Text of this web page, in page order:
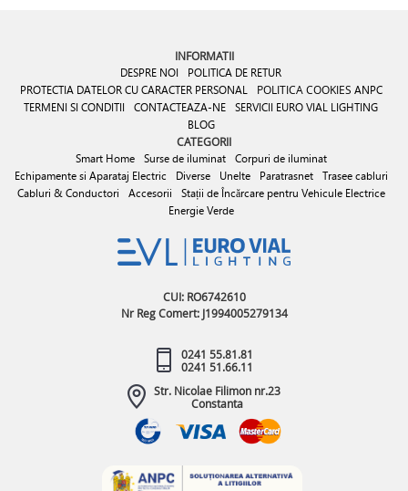
INFORMATII
DESPRE NOI
POLITICA DE RETUR
PROTECTIA DATELOR CU CARACTER PERSONAL
POLITICA COOKIES ANPC
TERMENI SI CONDITII
CONTACTEAZA-NE SERVICII EURO VIAL LIGHTING
BLOG
CATEGORII
Smart Home Surse de iluminat
Corpuri de iluminat
Echipamente si Aparataj Electric
Diverse Unelte Paratrasnet
Trasee cabluri
Cabluri & Conductori
Accesorii
Stații de Încărcare pentru Vehicule Electrice
Energie Verde
CUI: RO6742610
Nr Reg Comert: J1994005279134
0241 55.81.81
0241 51.66.11
Str. Nicolae Filimon nr.23
Constanta